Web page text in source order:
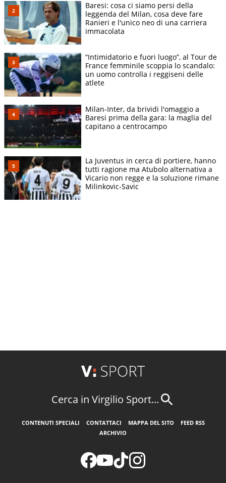
Baresi: cosa ci siamo persi della
leggenda del Milan, cosa deve fare
Ranieri e l'unico neo di una carriera
immacolata
“Intimidatorio e fuori luogo”, al Tour de
France femminile scoppia lo scandalo:
un uomo controlla i reggiseni delle
atlete
Milan-Inter, da brividi l'omaggio a
Baresi prima della gara: la maglia del
capitano a centrocampo
La Juventus in cerca di portiere, hanno
tutti ragione ma Atubolo alternativa a
Vicario non regge e la soluzione rimane
Milinkovic-Savic
Cerca in Virgilio Sport...
CONTENUTI SPECIALI CONTATTACI MAPPA DEL SITO
FEED RSS
ARCHIVIO